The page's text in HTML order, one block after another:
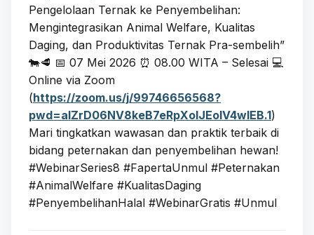
Pengelolaan Ternak ke Penyembelihan:
Mengintegrasikan Animal Welfare, Kualitas
Daging, dan Produktivitas Ternak Pra-sembelih”
🐄🥩 📅 07 Mei 2026 ⏰ 08.00 WITA – Selesai 💻
Online via Zoom
(https://zoom.us/j/99746656568?
pwd=aIZrD06NV8keB7eRpXolJEolV4wlEB.1)
Mari tingkatkan wawasan dan praktik terbaik di
bidang peternakan dan penyembelihan hewan!
#WebinarSeries8 #FapertaUnmul #Peternakan
#AnimalWelfare #KualitasDaging
#PenyembelihanHalal #WebinarGratis #Unmul